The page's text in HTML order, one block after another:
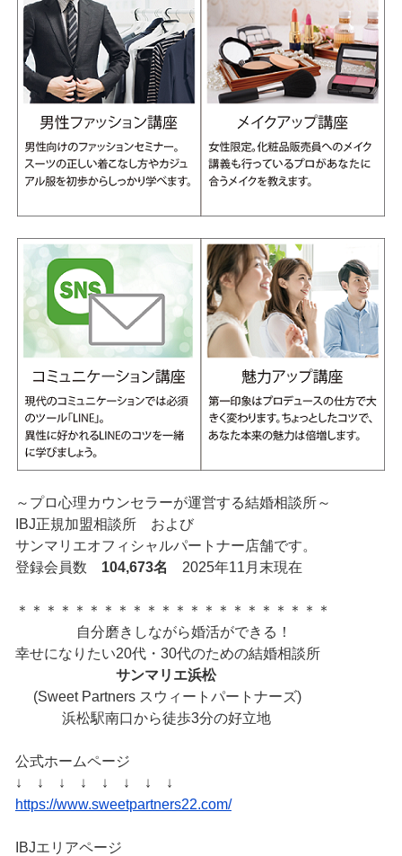
～プロ心理カウンセラーが運営する結婚相談所～
IBJ正規加盟相談所 および
サンマリエオフィシャルパートナー店舗です。
登録会員数 104,673名 2025年11月末現在
＊＊＊＊＊＊＊＊＊＊＊＊＊＊＊＊＊＊＊＊＊＊
自分磨きしながら婚活ができる！
幸せになりたい20代・30代のための結婚相談所
サンマリエ浜松
(Sweet Partners スウィートパートナーズ)
浜松駅南口から徒歩3分の好立地
公式ホームページ
↓ ↓ ↓ ↓ ↓ ↓ ↓ ↓
https://www.sweetpartners22.com/
IBJエリアページ